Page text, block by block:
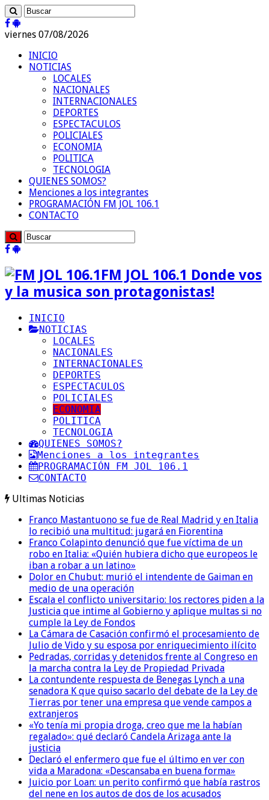
viernes 07/08/2026
INICIO
NOTICIAS
LOCALES
NACIONALES
INTERNACIONALES
DEPORTES
ESPECTACULOS
POLICIALES
ECONOMIA
POLITICA
TECNOLOGIA
QUIENES SOMOS?
Menciones a los integrantes
PROGRAMACIÓN FM JOL 106.1
CONTACTO
FM JOL 106.1 Donde vos
y la musica son protagonistas!
INICIO
NOTICIAS
LOCALES
NACIONALES
INTERNACIONALES
DEPORTES
ESPECTACULOS
POLICIALES
ECONOMIA
POLITICA
TECNOLOGIA
QUIENES SOMOS?
Menciones a los integrantes
PROGRAMACIÓN FM JOL 106.1
CONTACTO
Ultimas Noticias
Franco Mastantuono se fue de Real Madrid y en Italia
lo recibió una multitud: jugará en Fiorentina
Franco Colapinto denunció que fue víctima de un
robo en Italia: «Quién hubiera dicho que europeos le
iban a robar a un latino»
Dolor en Chubut: murió el intendente de Gaiman en
medio de una operación
Escala el conflicto universitario: los rectores piden a la
Justicia que intime al Gobierno y aplique multas si no
cumple la Ley de Fondos
La Cámara de Casación confirmó el procesamiento de
Julio de Vido y su esposa por enriquecimiento ilícito
Pedradas, corridas y detenidos frente al Congreso en
la marcha contra la Ley de Propiedad Privada
La contundente respuesta de Benegas Lynch a una
senadora K que quiso sacarlo del debate de la Ley de
Tierras por tener una empresa que vende campos a
extranjeros
«Yo tenía mi propia droga, creo que me la habían
regalado»: qué declaró Candela Arizaga ante la
justicia
Declaró el enfermero que fue el último en ver con
vida a Maradona: «Descansaba en buena forma»
Juicio por Loan: un perito confirmó que había rastros
del nene en los autos de dos de los acusados